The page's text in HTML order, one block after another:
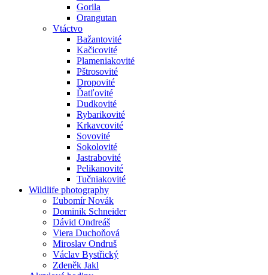
Gorila
Orangutan
Vtáctvo
Bažantovité
Kačicovité
Plameniakovité
Pštrosovité
Dropovité
Ďatľovité
Dudkovité
Rybarikovité
Krkavcovité
Sovovité
Sokolovité
Jastrabovité
Pelikanovité
Tučniakovité
Wildlife photography
Ľubomír Novák
Dominik Schneider
Dávid Ondreáš
Viera Duchoňová
Miroslav Ondruš
Václav Bystřický
Zdeněk Jakl